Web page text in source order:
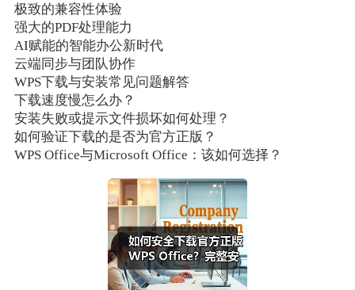
极致的兼容性体验
强大的PDF处理能力
AI赋能的智能办公新时代
云端同步与团队协作
WPS下载与安装常见问题解答
下载速度慢怎么办？
安装失败或提示文件损坏如何处理？
如何验证下载的是否为官方正版？
WPS Office与Microsoft Office：该如何选择？